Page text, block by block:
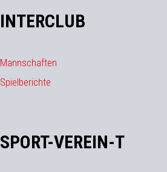
INTERCLUB
Mannschaften
Spielberichte
SPORT-VEREIN-T